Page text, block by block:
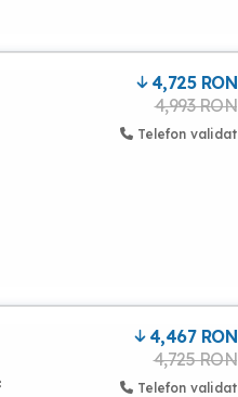
4,725 RON
4,993 RON
Telefon validat
4,467 RON
4,725 RON
Telefon validat